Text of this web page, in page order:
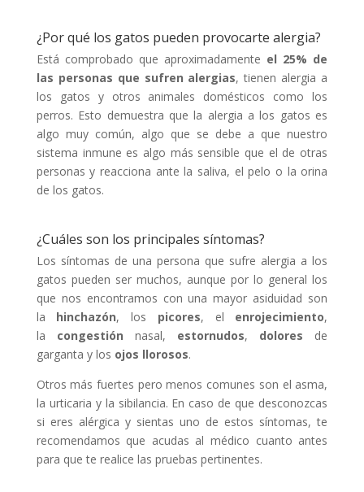
¿Por qué los gatos pueden provocarte alergia?
Está comprobado que aproximadamente el 25% de
las personas que sufren alergias, tienen alergia a
los gatos y otros animales domésticos como los
perros. Esto demuestra que la alergia a los gatos es
algo muy común, algo que se debe a que nuestro
sistema inmune es algo más sensible que el de otras
personas y reacciona ante la saliva, el pelo o la orina
de los gatos.
¿Cuáles son los principales síntomas?
Los síntomas de una persona que sufre alergia a los
gatos pueden ser muchos, aunque por lo general los
que nos encontramos con una mayor asiduidad son
la hinchazón, los picores, el enrojecimiento,
la congestión nasal, estornudos, dolores de
garganta y los ojos llorosos.
Otros más fuertes pero menos comunes son el asma,
la urticaria y la sibilancia. En caso de que desconozcas
si eres alérgica y sientas uno de estos síntomas, te
recomendamos que acudas al médico cuanto antes
para que te realice las pruebas pertinentes.